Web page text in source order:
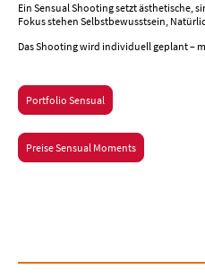
Ein Sensual Shooting setzt ästhetische,
Fokus stehen Selbstbewusstsein,
Das Shooting wird individuell geplant –
Portfolio Sensual
Preise Sensual Moments